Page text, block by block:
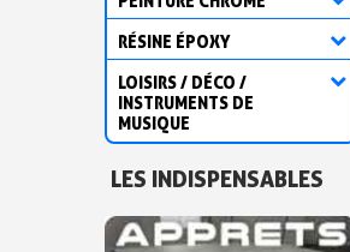
RÉSINE ÉPOXY
LOISIRS / DÉCO /
INSTRUMENTS DE
MUSIQUE
LES INDISPENSABLES